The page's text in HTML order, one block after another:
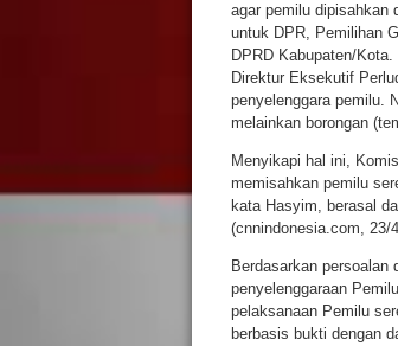
agar pemilu dipisahkan
untuk DPR, Pemilihan
DPRD Kabupaten/
Direktur Eksekutif
penyelenggara pemilu.
melainkan borongan
Menyikapi hal ini,
memisahkan pemilu
kata Hasyim, berasal
(cnnindonesia.com, 23/
Berdasarkan persoalan
penyelenggaraan
pelaksanaan Pemilu
berbasis bukti dengan